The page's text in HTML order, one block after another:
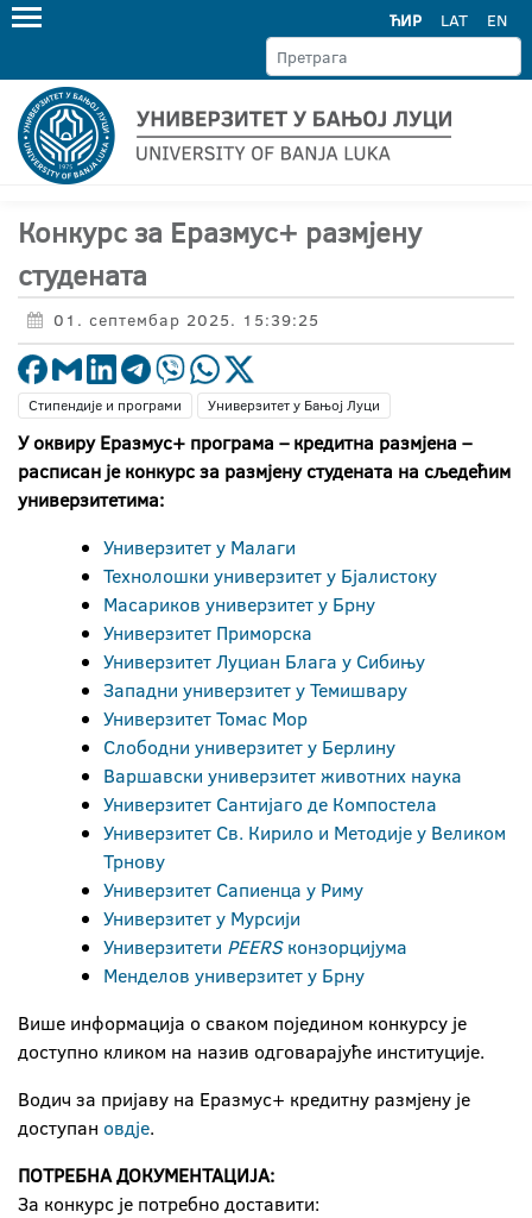
ЋИР LAT EN
Конкурс за Еразмус+ размјену
студената
01. септембар 2025. 15:39:25
Стипендије и програми Универзитет у Бањој Луци
У оквируЕразмус+ програма – кредитна размјена –
расписан је конкурс за размјену студената на сљедећим
универзитетима:
Универзитет у Малаги
Технолошки универзитет у Бјалистоку
Масариков универзитет у Брну
Универзитет Приморска
Универзитет Луциан Блага у Сибињу
Западни универзитет у Темишвару
Универзитет Томас Мор
Слободни универзитет у Берлину
Варшавски универзитет животних наука
Универзитет Сантијаго де Компостела
Универзитет Св. Кирило и Методије у Великом
Трнову
Универзитет Сапиенца у Риму
Универзитет у Мурсији
Универзитети PEERSконзорцијума
Менделов универзитет у Брну
Више информација о сваком поједином конкурсу је
доступно кликом на назив одговарајуће институције.
Водич за пријаву на Еразмус+ кредитну размјену је
доступан овдје.
ПОТРЕБНА ДОКУМЕНТАЦИЈА:
За конкурс је потребно доставити: